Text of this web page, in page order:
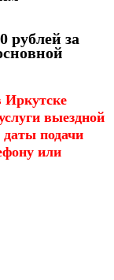
рублей за
выездной
подачи
или